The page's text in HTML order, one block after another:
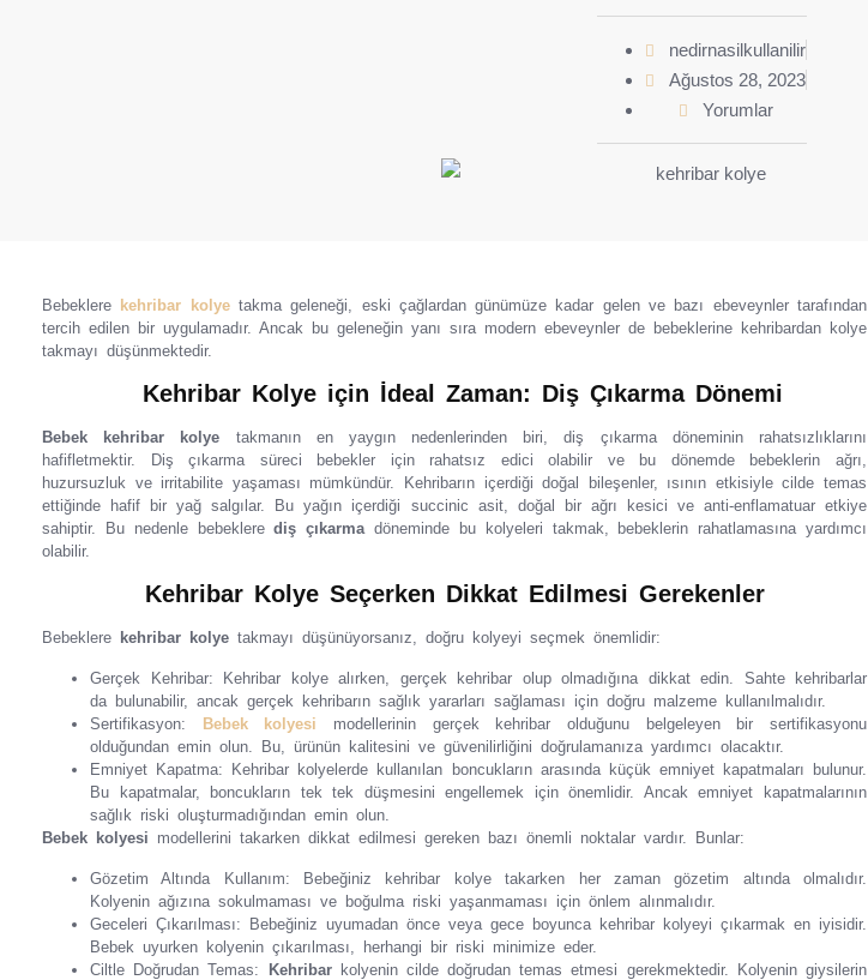
nedirnasilkullanilir
Ağustos 28, 2023
Yorumlar
Bebeklere kehribar kolyetakma geleneği, eski çağlardan günümüze kadar gelen ve bazı ebeveynler tarafından
tercih edilen bir uygulamadır. Ancak bu geleneğin yanı sıra modern ebeveynler de bebeklerine kehribardan kolye
takmayı düşünmektedir.
Kehribar Kolye için İdeal Zaman: Diş Çıkarma Dönemi
Bebek kehribar kolye takmanın en yaygın nedenlerinden biri, diş çıkarma döneminin rahatsızlıklarını
hafifletmektir. Diş çıkarma süreci bebekler için rahatsız edici olabilir ve bu dönemde bebeklerin ağrı,
huzursuzluk ve irritabilite yaşaması mümkündür. Kehribarın içerdiği doğal bileşenler, ısının etkisiyle cilde temas
ettiğinde hafif bir yağ salgılar. Bu yağın içerdiği succinic asit, doğal bir ağrı kesici ve anti-enflamatuar etkiye
sahiptir. Bu nedenle bebeklerediş çıkarma döneminde bu kolyeleri takmak, bebeklerin rahatlamasına yardımcı
olabilir.
Kehribar Kolye Seçerken Dikkat Edilmesi Gerekenler
Bebeklere kehribar kolye takmayı düşünüyorsanız, doğru kolyeyi seçmek önemlidir:
Gerçek Kehribar: Kehribar kolye alırken, gerçek kehribar olup olmadığına dikkat edin. Sahte kehribarlar
da bulunabilir, ancak gerçek kehribarın sağlık yararları sağlaması için doğru malzeme kullanılmalıdır.
Sertifikasyon: Bebek kolyesi modellerinin gerçek kehribar olduğunu belgeleyen bir sertifikasyonu
olduğundan emin olun. Bu, ürünün kalitesini ve güvenilirliğini doğrulamanıza yardımcı olacaktır.
Emniyet Kapatma: Kehribar kolyelerde kullanılan boncukların arasında küçük emniyet kapatmaları bulunur.
Bu kapatmalar, boncukların tek tek düşmesini engellemek için önemlidir. Ancak emniyet kapatmalarının
sağlık riski oluşturmadığından emin olun.
Bebek kolyesi modellerini takarken dikkat edilmesi gereken bazı önemli noktalar vardır. Bunlar:
Gözetim Altında Kullanım: Bebeğiniz kehribar kolye takarken her zaman gözetim altında olmalıdır.
Kolyenin ağızına sokulmaması ve boğulma riski yaşanmaması için önlem alınmalıdır.
Geceleri Çıkarılması: Bebeğiniz uyumadan önce veya gece boyunca kehribar kolyeyi çıkarmak en iyisidir.
Bebek uyurken kolyenin çıkarılması, herhangi bir riski minimize eder.
Ciltle Doğrudan Temas: Kehribar kolyenin cilde doğrudan temas etmesi gerekmektedir. Kolyenin giysilerin